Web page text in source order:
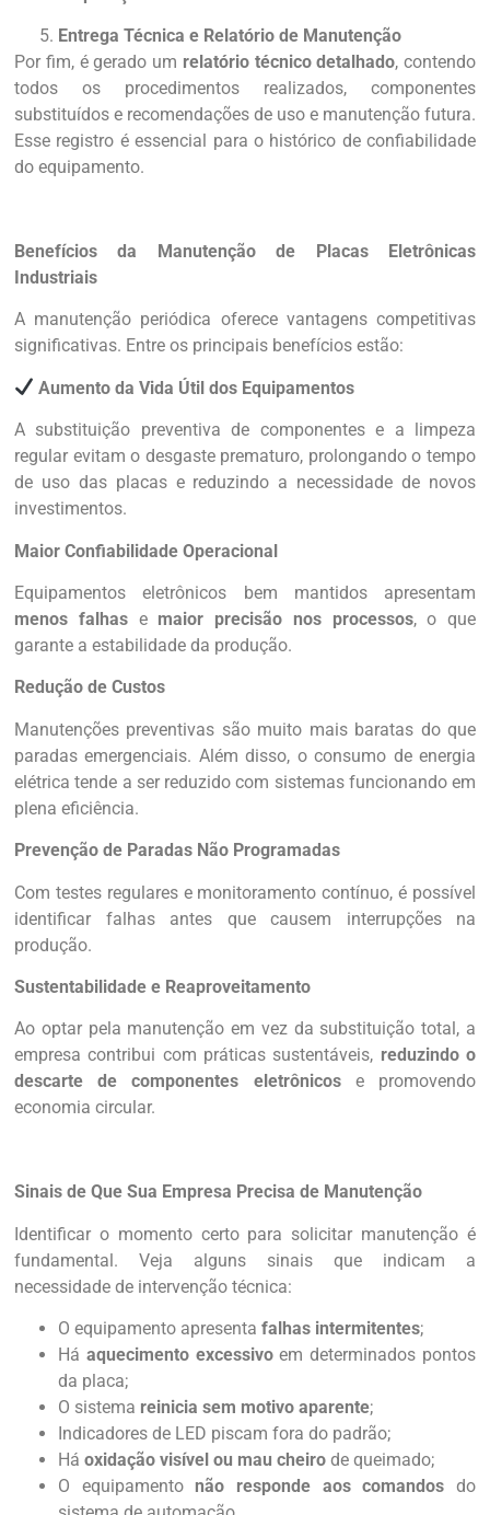
Entrega Técnica e Relatório de Manutenção
Por fim, é gerado um relatório técnico detalhado, contendo
todos os procedimentos realizados, componentes
substituídos e recomendações de uso e manutenção futura.
Esse registro é essencial para o histórico de confiabilidade
do equipamento.
Benefícios da Manutenção de Placas Eletrônicas
Industriais
A manutenção periódica oferece vantagens competitivas
significativas. Entre os principais benefícios estão:
Aumento da Vida Útil dos Equipamentos
A substituição preventiva de componentes e a limpeza
regular evitam o desgaste prematuro, prolongando o tempo
de uso das placas e reduzindo a necessidade de novos
investimentos.
Maior Confiabilidade Operacional
Equipamentos eletrônicos bem mantidos apresentam
menos falhase maior precisão nos processos, o que
garante a estabilidade da produção.
Redução de Custos
Manutenções preventivas são muito mais baratas do que
paradas emergenciais. Além disso, o consumo de energia
elétrica tende a ser reduzido com sistemas funcionando em
plena eficiência.
Prevenção de Paradas Não Programadas
Com testes regulares e monitoramento contínuo, é possível
identificar falhas antes que causem interrupções na
produção.
Sustentabilidade e Reaproveitamento
Ao optar pela manutenção em vez da substituição total, a
empresa contribui com práticas sustentáveis, reduzindo o
descarte de componentes eletrônicose promovendo
economia circular.
Sinais de Que Sua Empresa Precisa de Manutenção
Identificar o momento certo para solicitar manutenção é
fundamental. Veja alguns sinais que indicam a
necessidade de intervenção técnica:
O equipamento apresenta falhas intermitentes;
Há aquecimento excessivoem determinados pontos
da placa;
O sistema reinicia sem motivo aparente;
Indicadores de LED piscam fora do padrão;
Há oxidação visível ou mau cheiro de queimado;
O equipamento não responde aos comandos do